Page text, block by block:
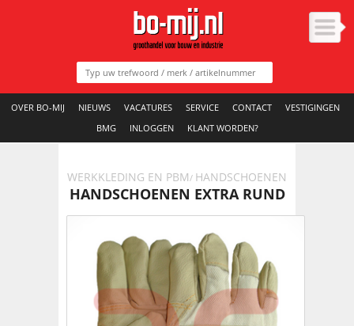
OVER BO-MIJ NIEUWS VACATURES SERVICE CONTACT
VESTIGINGEN
BMG
INLOGGEN KLANT WORDEN?
WERKKLEDING EN PBM/ HANDSCHOENEN
HANDSCHOENEN EXTRA RUND